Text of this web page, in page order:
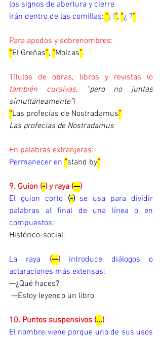
los signos de abertura y cierre
irán dentro de las comillas: “¡ !”, “¿ ?”
Para apodos y sobrenombres:
“El Greñas”, “Molcas”.
también cursivas,
“pero no juntas
simultáneamente”)
“Las profecías de Nostradamus”
Las profecías de Nostradamus
En palabras extranjeras:
Permanecer en “stand by”
9. Guion (-) y raya (—)
El guion corto (-) se usa para dividir
palabras al final de una línea o en
compuestos:
Histórico-social.
La raya (—)
introduce diálogos o
aclaraciones más extensas:
—¿Qué haces?
—Estoy leyendo un libro.
10. Puntos suspensivos (...)
El nombre viene porque uno de sus usos